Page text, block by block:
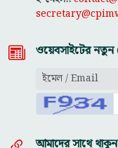
ওয়েবসাইটের নতুন
আমাদের সাথে থাকুন